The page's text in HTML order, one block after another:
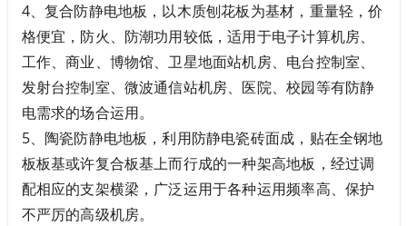
4、复合防静电地板，以木质刨花板为基材，重量轻，价
格便宜，防火、防潮功用较低，适用于电子计算机房、
工作、商业、博物馆、卫星地面站机房、电台控制室、
发射台控制室、微波通信站机房、医院、校园等有防静
电需求的场合运用。
5、陶瓷防静电地板，利用防静电瓷砖面成，贴在全钢地
板板基或许复合板基上而行成的一种架高地板，经过调
配相应的支架横梁，广泛运用于各种运用频率高、保护
不严厉的高级机房。